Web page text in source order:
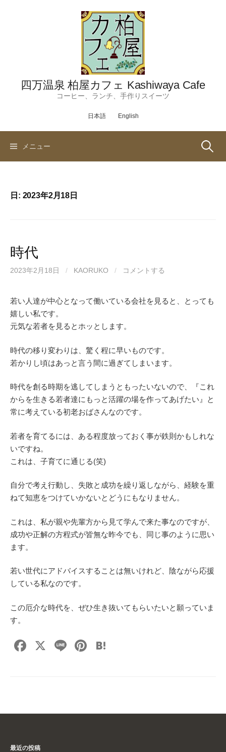
四万温泉 柏屋カフェ Kashiwaya Cafe
コーヒー、ランチ、手作りスイーツ
日本語 English
メニュー 検
日: 2023年2月18日
時代
2023年2月18日 / KAORUKO / コメントする
若い人達が中心となって働いている会社を見ると、とっても
嬉しい私です。
元気な若者を見るとホッとします。
時代の移り変わりは、驚く程に早いものです。
若かりし頃はあっと言う間に過ぎてしまいます。
時代を創る時期を逃してしまうともったいないので、『これ
からを生きる若者達にもっと活躍の場を作ってあげたい』と
常に考えている初老おばさんなのです。
若者を育てるには、ある程度放っておく事が鉄則かもしれな
いですね。
これは、子育てに通じる(笑)
自分で考え行動し、失敗と成功を繰り返しながら、経験を重
ねて知恵をつけていかないとどうにもなりません。
これは、私が親や先輩方から見て学んで来た事なのですが、
成功や正解の方程式が皆無な昨今でも、同じ事のように思い
ます。
若い世代にアドバイスすることは無いけれど、陰ながら応援
している私なのです。
この厄介な時代を、ぜひ生き抜いてもらいたいと願っていま
す。
F
b
o
X
Li
Pi
st a
最近の投稿